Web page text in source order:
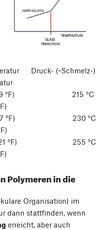
Druck- (~Schmelz-)
°F) 215 °C
°F) 230 °C
°F) 255 °C
Polymeren in die
Organisation) im
dann stattfinden, wenn
erreicht, aber auch